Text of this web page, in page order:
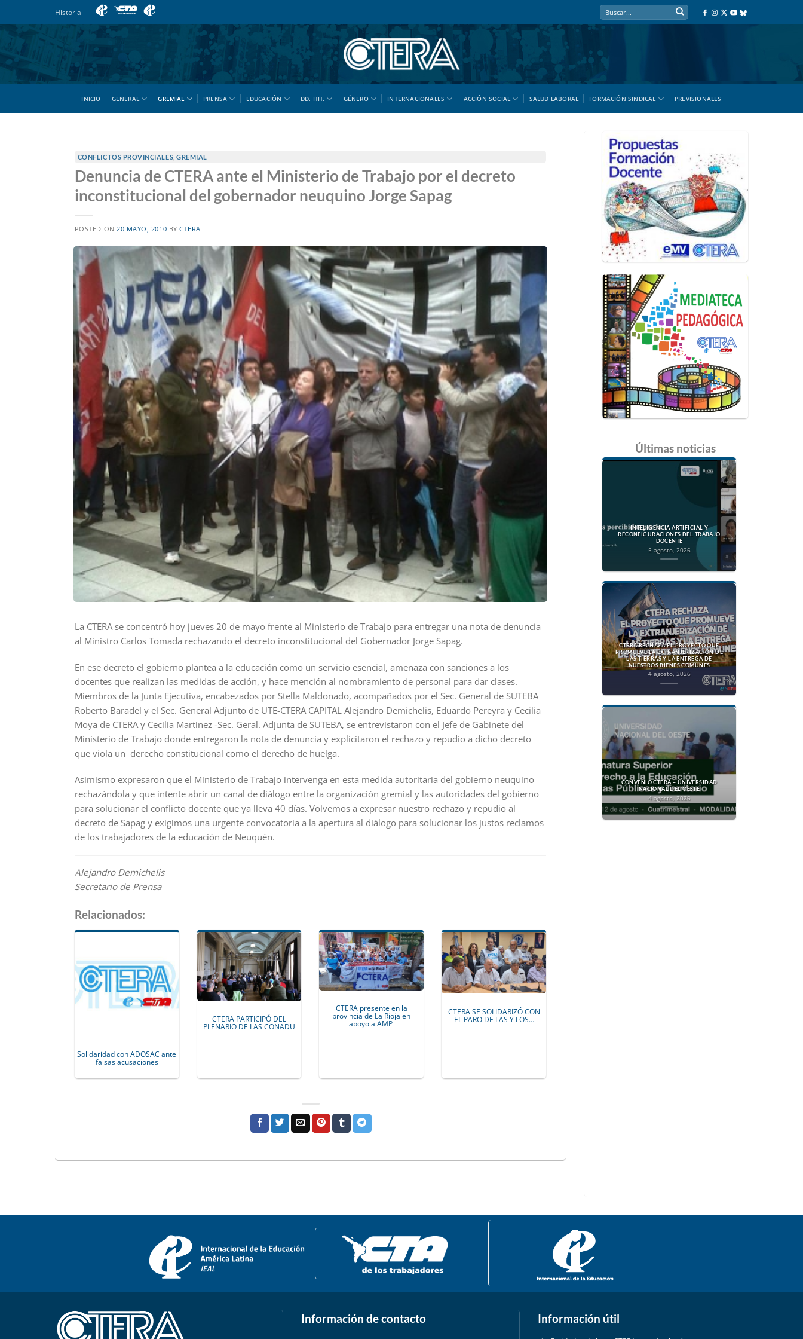
al
contenido
Historia
INICIO GENERAL GREMIAL PRENSA EDUCACIÓN DD. HH. GÉNERO INTERNACIONALES ACCIÓN SOCIAL SALUD LABORAL FORMACIÓN SINDICAL PREVISIONALES
CONFLICTOS PROVINCIALES ,GREMIAL
Denuncia de CTERA ante el Ministerio de Trabajo por el decreto
inconstitucional del gobernador neuquino Jorge Sapag
POSTED ON20 MAYO, 2010 BYCTERA
La CTERA se concentró hoy jueves 20 de mayo frente al Ministerio de Trabajo para entregar una nota de denuncia
al Ministro Carlos Tomada rechazando el decreto inconstitucional del Gobernador Jorge Sapag.
En ese decreto el gobierno plantea a la educación como un servicio esencial, amenaza con sanciones a los
docentes que realizan las medidas de acción, y hace mención al nombramiento de personal para dar clases.
Miembros de la Junta Ejecutiva, encabezados por Stella Maldonado, acompañados por el Sec. General de SUTEBA
Roberto Baradel y el Sec. General Adjunto de UTE-CTERA CAPITAL Alejandro Demichelis, Eduardo Pereyra y Cecilia
Moya de CTERA y Cecilia Martinez -Sec. Geral. Adjunta de SUTEBA, se entrevistaron con el Jefe de Gabinete del
Ministerio de Trabajo donde entregaron la nota de denuncia y explicitaron el rechazo y repudio a dicho decreto
que viola un derecho constitucional como el derecho de huelga.
Asimismo expresaron que el Ministerio de Trabajo intervenga en esta medida autoritaria del gobierno neuquino
rechazándola y que intente abrir un canal de diálogo entre la organización gremial y las autoridades del gobierno
para solucionar el conflicto docente que ya lleva 40 días. Volvemos a expresar nuestro rechazo y repudio al
decreto de Sapag y exigimos una urgente convocatoria a la apertura al diálogo para solucionar los justos reclamos
de los trabajadores de la educación de Neuquén.
Alejandro Demichelis
Secretario de Prensa
Relacionados:
Solidaridad con ADOSAC ante
falsas acusaciones
CTERA PARTICIPÓ DEL
PLENARIO DE LAS CONADU
CTERA presente en la
provincia de La Rioja en
apoyo a AMP
CTERA SE SOLIDARIZÓ CON
EL PARO DE LAS Y LOS…
Últimas noticias
INTELIGENCIA ARTIFICIAL Y
RECONFIGURACIONES DEL TRABAJO
DOCENTE
5 agosto, 2026
CTERA RECHAZA EL PROYECTO QUE
PROMUEVE LA EXTRANJERIZACIÓN DE
LAS TIERRAS Y LA ENTREGA DE
NUESTROS BIENES COMUNES
4 agosto, 2026
CONVENIO CTERA – UNIVERSIDAD
NACIONAL DEL OESTE
4 agosto, 2026
Información de contacto Información útil